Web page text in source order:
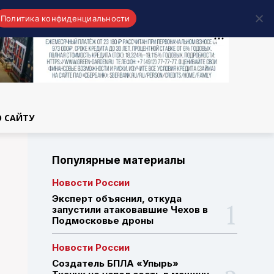
САЙТУ
Популярные материалы
Новости России
Эксперт объяснил, откуда
запустили атаковавшие Чехов в
Подмосковье дроны
Новости России
Создатель БПЛА «Упырь»
Политика конфиденциальности